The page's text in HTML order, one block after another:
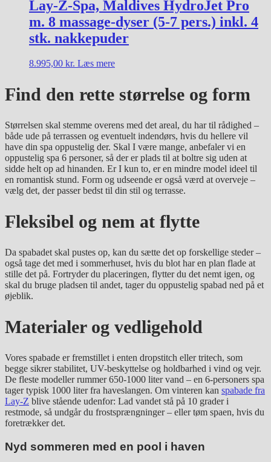
Lay-Z-Spa, Maldives HydroJet Pro
m. 8 massage-dyser (5-7 pers.) inkl. 4
stk. nakkepuder
8.995,00 kr. Læs mere
Find den rette størrelse og form
Størrelsen skal stemme overens med det areal, du har til rådighed –
både ude på terrassen og eventuelt indendørs, hvis du hellere vil
have din spa oppustelig der. Skal I være mange, anbefaler vi en
oppustelig spa 6 personer, så der er plads til at boltre sig uden at
sidde helt op ad hinanden. Er I kun to, er en mindre model ideel til
en romantisk stund. Form og udseende er også værd at overveje –
vælg det, der passer bedst til din stil og terrasse.
Fleksibel og nem at flytte
Da spabadet skal pustes op, kan du sætte det op forskellige steder –
også tage det med i sommerhuset, hvis du blot har en plan flade at
stille det på. Fortryder du placeringen, flytter du det nemt igen, og
skal du bruge pladsen til andet, tager du oppustelig spabad ned på et
øjeblik.
Materialer og vedligehold
Vores spabade er fremstillet i enten dropstitch eller tritech, som
begge sikrer stabilitet, UV-beskyttelse og holdbarhed i vind og vejr.
De fleste modeller rummer 650-1000 liter vand – en 6-personers spa
tager typisk 1000 liter fra haveslangen. Om vinteren kan spabade fra
Lay-Z blive stående udenfor: Lad vandet stå på 10 grader i
restmode, så undgår du frostsprængninger – eller tøm spaen, hvis du
foretrækker det.
Nyd sommeren med en pool i haven